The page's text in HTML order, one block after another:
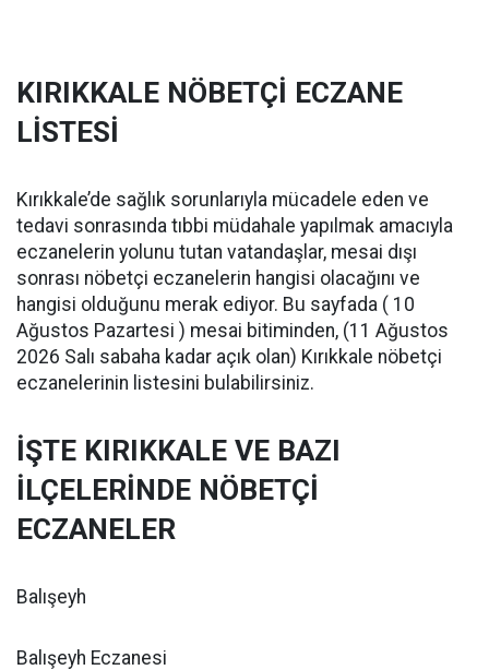
KIRIKKALE NÖBETÇİ ECZANE
LİSTESİ
Kırıkkale’de sağlık sorunlarıyla mücadele eden ve
tedavi sonrasında tıbbi müdahale yapılmak amacıyla
eczanelerin yolunu tutan vatandaşlar, mesai dışı
sonrası nöbetçi eczanelerin hangisi olacağını ve
hangisi olduğunu merak ediyor. Bu sayfada ( 10
Ağustos Pazartesi ) mesai bitiminden, (11 Ağustos
2026 Salı sabaha kadar açık olan) Kırıkkale nöbetçi
eczanelerinin listesini bulabilirsiniz.
İŞTE KIRIKKALE VE BAZI
İLÇELERİNDE NÖBETÇİ
ECZANELER
Balışeyh
Balışeyh Eczanesi